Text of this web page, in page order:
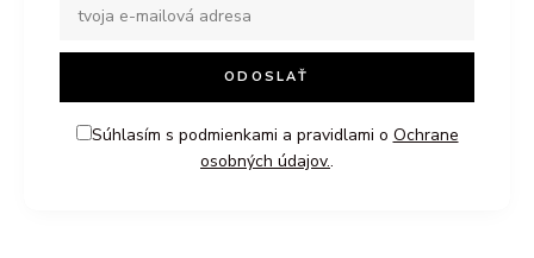
Súhlasím s podmienkami a pravidlami o Ochrane
osobných údajov..